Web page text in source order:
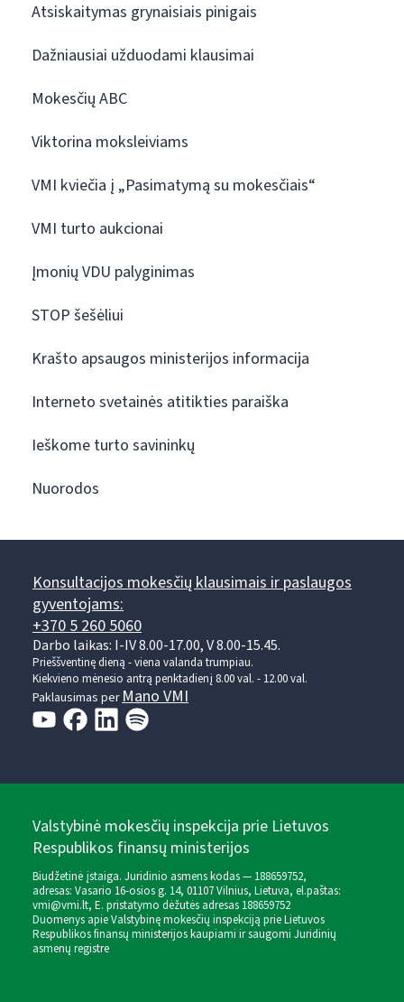
Atsiskaitymas grynaisiais pinigais
Dažniausiai užduodami klausimai
Mokesčių ABC
Viktorina moksleiviams
VMI kviečia į „Pasimatymą su mokesčiais“
VMI turto aukcionai
Įmonių VDU palyginimas
STOP šešėliui
Krašto apsaugos ministerijos informacija
Interneto svetainės atitikties paraiška
Ieškome turto savininkų
Nuorodos
Konsultacijos mokesčių klausimais ir paslaugos
gyventojams:
+370 5 260 5060
Darbo laikas: I-IV 8.00-17.00, V 8.00-15.45.
Prieššventinę dieną - viena valanda trumpiau.
Kiekvieno mėnesio antrą penktadienį 8.00 val. - 12.00 val.
Paklausimas perMano VMI
Valstybinė mokesčių inspekcija prie Lietuvos
Respublikos finansų ministerijos
Biudžetinė įstaiga. Juridinio asmens kodas — 188659752,
adresas: Vasario 16-osios g. 14, 01107 Vilnius, Lietuva, el.paštas:
vmi@vmi.lt, E. pristatymo dėžutės adresas 188659752
Duomenys apie Valstybinę mokesčių inspekciją prie Lietuvos
Respublikos finansų ministerijos kaupiami ir saugomi Juridinių
asmenų registre